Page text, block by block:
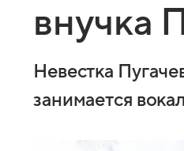
внучка
Невестка
занимается